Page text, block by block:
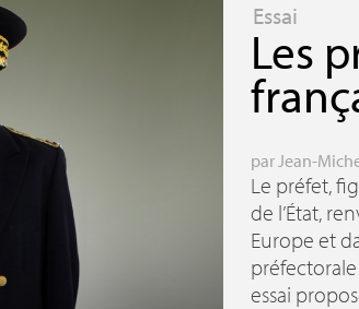
Essai
Les
parJean-
Le préfet,
de l’État,
Europe et
essai